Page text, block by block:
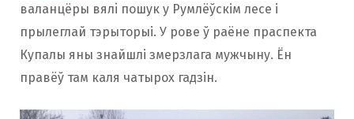
валанцёры вялi пошук у Румлёўскім лесе і
прылеглай тэрыторыі. У рове ў раёне праспекта
Купалы яны знайшлі змерзлага мужчыну. Ён
правёў там каля чатырох гадзін.